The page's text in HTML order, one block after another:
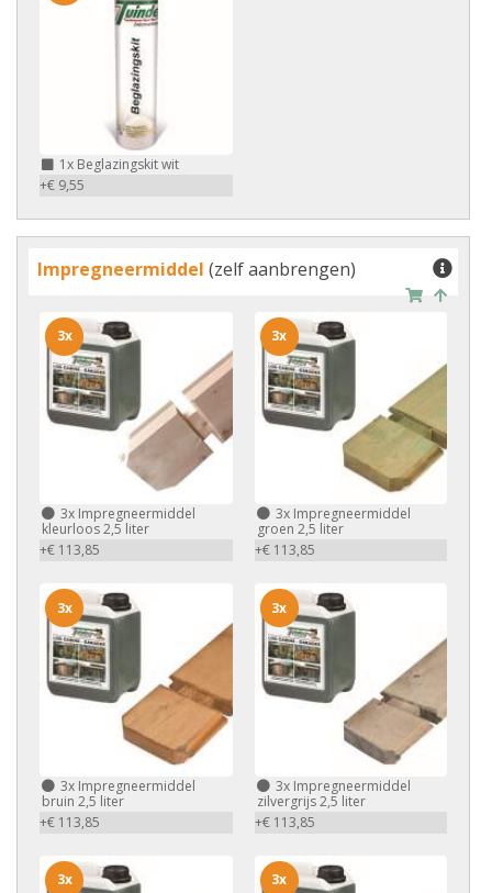
1x Beglazingskit wit
+€ 9,55
Impregneermiddel (zelf aanbrengen)
3x Impregneermiddel
kleurloos 2,5 liter
+€ 113,85
3x
3xImpregneermiddel
groen 2,5 liter
+€ 113,85
3x
3x Impregneermiddel
bruin 2,5 liter
+€ 113,85
3x
3xImpregneermiddel
zilvergrijs 2,5 liter
+€ 113,85
3x
3x 3x